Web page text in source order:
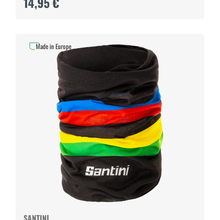
Made in Europe